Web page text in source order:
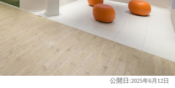
公開日:2025年6月12日